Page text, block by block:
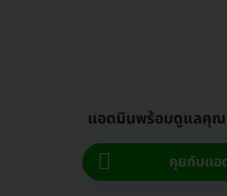
แอดมินพร้อมดูแลคุณ
คุยกับแอ